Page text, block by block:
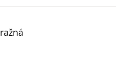
ražná